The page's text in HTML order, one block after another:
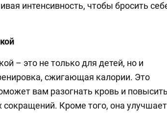
интенсивность, чтобы бросить
– это не только для детей, но и
сжигающая калории. Это
вам разогнать кровь и
сокращений. Кроме того, она улучшает